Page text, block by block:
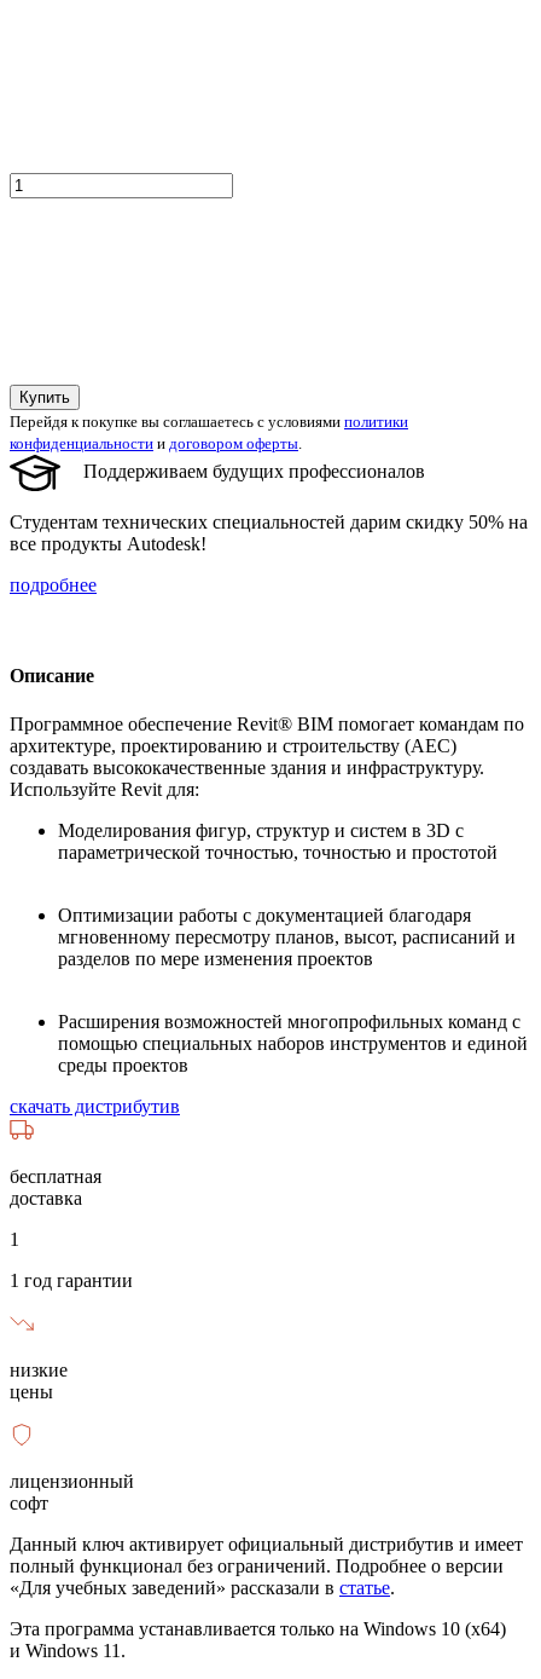
Купить
Перейдя к покупке вы соглашаетесь с условиями политики
конфиденциальности и договором оферты.
Поддерживаем будущих профессионалов
Студентам технических специальностей дарим скидку 50% на
все продукты Autodesk!
подробнее
Описание
Программное обеспечение Revit® BIM помогает командам по
архитектуре, проектированию и строительству (AEC)
создавать высококачественные здания и инфраструктуру.
Используйте Revit для:
Моделирования фигур, структур и систем в 3D с
параметрической точностью, точностью и простотой
Оптимизации работы с документацией благодаря
мгновенному пересмотру планов, высот, расписаний и
разделов по мере изменения проектов
Расширения возможностей многопрофильных команд с
помощью специальных наборов инструментов и единой
среды проектов
скачать дистрибутив
бесплатная
доставка
1
1 год гарантии
низкие
цены
лицензионный
софт
Данный ключ активирует официальный дистрибутив и имеет
полный функционал без ограничений. Подробнее о версии
«Для учебных заведений» рассказали в статье.
Эта программа устанавливается только на Windows 10 (x64)
и Windows 11.